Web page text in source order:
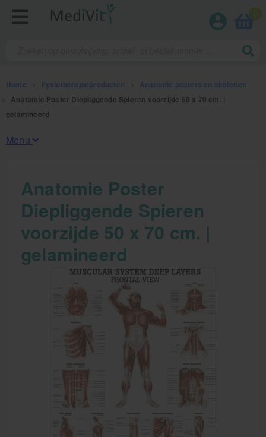
0
Home Fysiotherapieproducten Anatomie posters en skeletten
Anatomie Poster Diepliggende Spieren voorzijde 50 x 70 cm. |
gelamineerd
Menu
Fysiotherapieproducten
Oefentherapie
Koude en warmte therapie
Anatomie posters en skeletten
Meten en testen
Dry Needling
Echogel & Ultrasoundgel
Verbruiksmaterialen
Sportbraces
Anatomie Poster
Diepliggende Spieren
voorzijde 50 x 70 cm. |
gelamineerd